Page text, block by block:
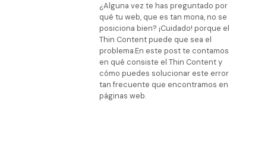
¿Alguna vez te has preguntado por
qué tu web, que es tan mona, no se
posiciona bien? ¡Cuidado! porque el
Thin Content puede que sea el
problema.En este post te contamos
en qué consiste el Thin Content y
cómo puedes solucionar este error
tan frecuente que encontramos en
páginas web.